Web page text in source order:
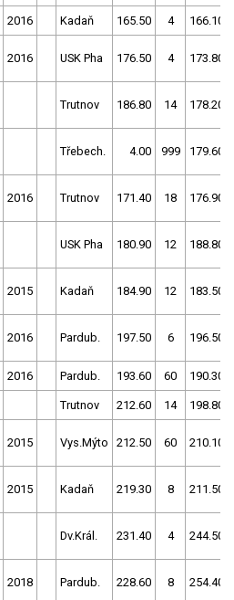
2016 Kadaň 165.50 4 166.10
2016 USK Pha 176.50 4 173.80
Trutnov 186.80 14 178.20
Třebech. 4.00 999 179.60
2016 Trutnov 171.40 18 176.90
USK Pha 180.90 12 188.80
2015 Kadaň 184.90 12 183.50
2016 Pardub. 197.50 6 196.50
2016 Pardub. 193.60 60 190.30
Trutnov 212.60 14 198.80
2015 Vys.Mýto 212.50 60 210.10
2015 Kadaň 219.30 8 211.50
Dv.Král. 231.40 4 244.50
2018 Pardub. 228.60 8 254.40